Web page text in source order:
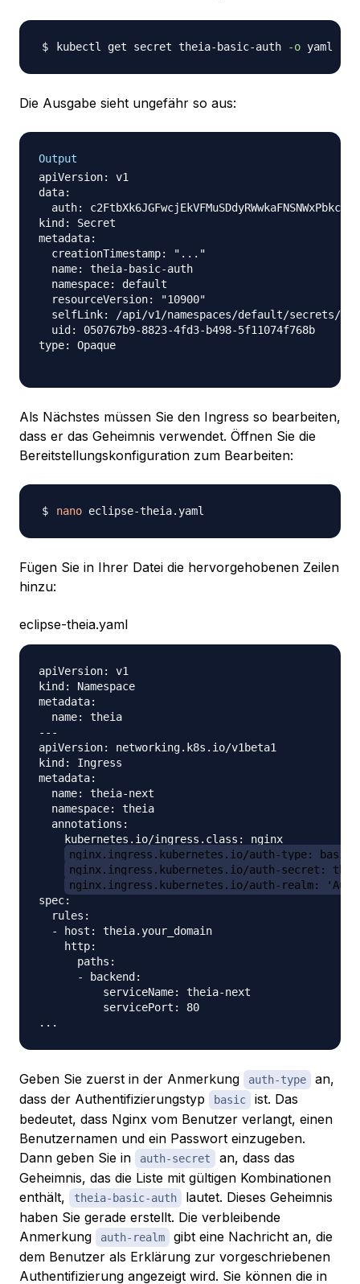
kubectl get secret theia-basic-auth -o yaml
Die Ausgabe sieht ungefähr so aus:
Output
apiVersion: v1
data:
auth:
kind: Secret
metadata:
  creationTimestamp: "..."
  name: theia-basic-auth
  namespace: default
  resourceVersion: "10900"
selfLink: /api/v1/namespaces/default/secrets/
  uid: 050767b9-8823-4fd3-b498-5f11074f768b
type: Opaque
Als Nächstes müssen Sie den Ingress so bearbeiten,
dass er das Geheimnis verwendet. Öffnen Sie die
Bereitstellungskonfiguration zum Bearbeiten:
nano
Fügen Sie in Ihrer Datei die hervorgehobenen Zeilen
hinzu:
eclipse-theia.yaml
apiVersion: v1
kind: Namespace
metadata:
  name: theia
---
apiVersion: networking.k8s.io/v1beta1
kind: Ingress
metadata:
  name: theia-next
  namespace: theia
  annotations:
    kubernetes.io/ingress.class: nginx
nginx.ingress.kubernetes.io/auth-type: basic
nginx.ingress.kubernetes.io/auth-secret:
nginx.ingress.kubernetes.io/auth-realm:
spec:
  rules:
  - host: theia.your_domain
    http:
      paths:
      - backend:
          serviceName: theia-next
          servicePort: 80
Geben Sie zuerst in der Anmerkung auth-type
an,
dass der Authentifizierungstyp
basic
ist. Das
bedeutet, dass Nginx vom Benutzer verlangt, einen
Benutzernamen und ein Passwort einzugeben.
Dann geben Sie in
auth-secret
an, dass das
Geheimnis, das die Liste mit gültigen Kombinationen
enthält,
theia-basic-auth
lautet. Dieses Geheimnis
haben Sie gerade erstellt. Die verbleibende
Anmerkung
auth-realm
gibt eine Nachricht an, die
dem Benutzer als Erklärung zur vorgeschriebenen
Authentifizierung angezeigt wird. Sie können die in